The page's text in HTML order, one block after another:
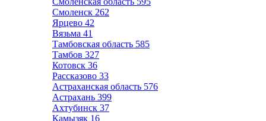
Смоленск 262
Ярцево 42
Вязьма 41
Тамбовская область 585
Тамбов 327
Котовск 36
Рассказово 33
Астраханская область 576
Астрахань 399
Ахтубинск 37
Камызяк 16